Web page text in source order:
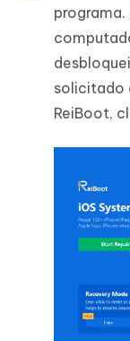
programa.
solicitado
ReiBoot,